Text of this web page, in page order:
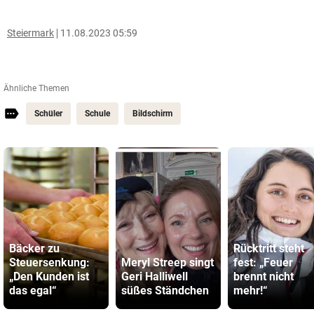
Steiermark 11.08.2023 05:59
Ähnliche Themen
Schüler Schule Bildschirm
Bäcker zu
Steuersenkung:
„Den Kunden ist
das egal“
Meryl Streep singt
Geri Halliwell
süßes Ständchen
Rücktritt steht
fest: „Feuer
brennt nicht
mehr!“